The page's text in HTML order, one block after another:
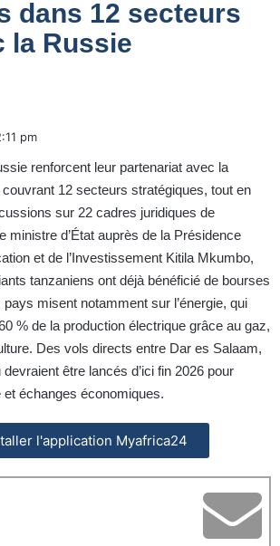
dans 12 secteurs
la Russie
pm
renforcent leur partenariat avec la
couvrant 12 secteurs stratégiques, tout en
sur 22 cadres juridiques de
ministre d’État auprès de la Présidence
et de l’Investissement Kitila Mkumbo,
tanzaniens ont déjà bénéficié de bourses
misent notamment sur l’énergie, qui
% de la production électrique grâce au gaz,
Des vols directs entre Dar es Salaam,
être lancés d’ici fin 2026 pour
échanges économiques.
l'application Myafrica24